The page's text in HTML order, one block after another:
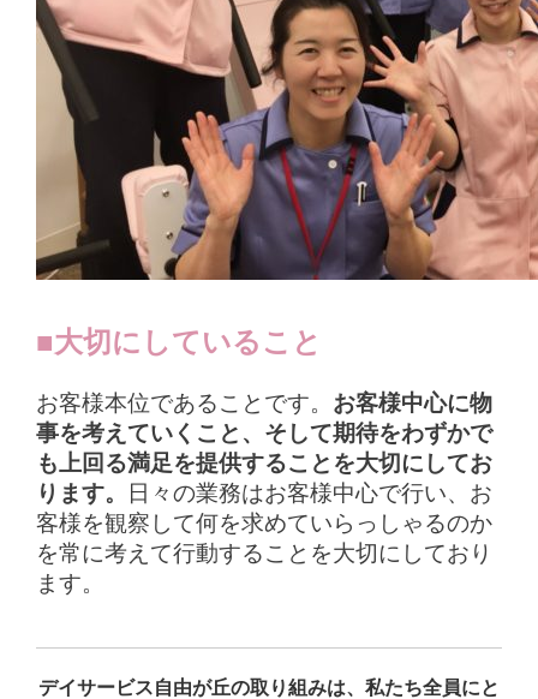
■大切にしていること
お客様本位であることです。 お客様中心に物
事を考えていくこと、そして期待をわずかで
も上回る満足を提供することを大切にしてお
ります。
日々の業務はお客様中心で行い、お
客様を観察して何を求めていらっしゃるのか
を常に考えて行動することを大切にしており
ます。
デイサービス自由が丘の取り組みは、私たち全員にと